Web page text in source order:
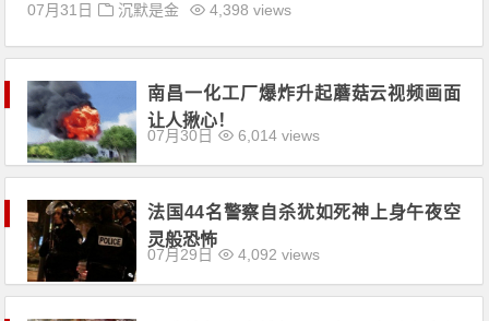
07月31日 沉默是金 4,398 views
南昌一化工厂爆炸升起蘑菇云视频画面
让人揪心！
07月30日 6,014 views
法国44名警察自杀犹如死神上身午夜空
灵般恐怖
07月29日 4,092 views